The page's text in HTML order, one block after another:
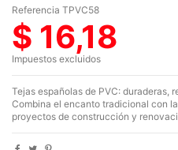
Referencia TPVC58
$ 16,18
Impuestos excluidos
Tejas españolas de PVC: duraderas,
Combina el encanto tradicional con
proyectos de construcción y